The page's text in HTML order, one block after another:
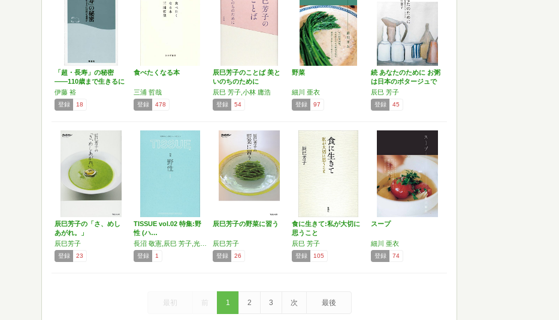
「超・長寿」の秘密
――110歳まで生きるに
は…
伊藤 裕
登録 18
食べたくなる本
三浦 哲哉
登録 478
辰巳芳子のことば 美と
いのちのために
辰巳 芳子,小林 庸浩
登録 54
野菜
細川 亜衣
登録 97
続 あなたのために お粥
は日本のポタージュで
す
辰巳 芳子
登録 45
辰巳芳子の「さ、めし
あがれ。」
辰巳芳子
登録 23
TISSUE vol.02 特集:野
性 (ハ…
登録 1
辰巳芳子の野菜に習う
辰巳芳子
登録 26
食に生きて:私が大切に
思うこと
辰巳 芳子
登録 105
スープ
細川 亜衣
登録 74
最初 前 1 2 3 次 最後